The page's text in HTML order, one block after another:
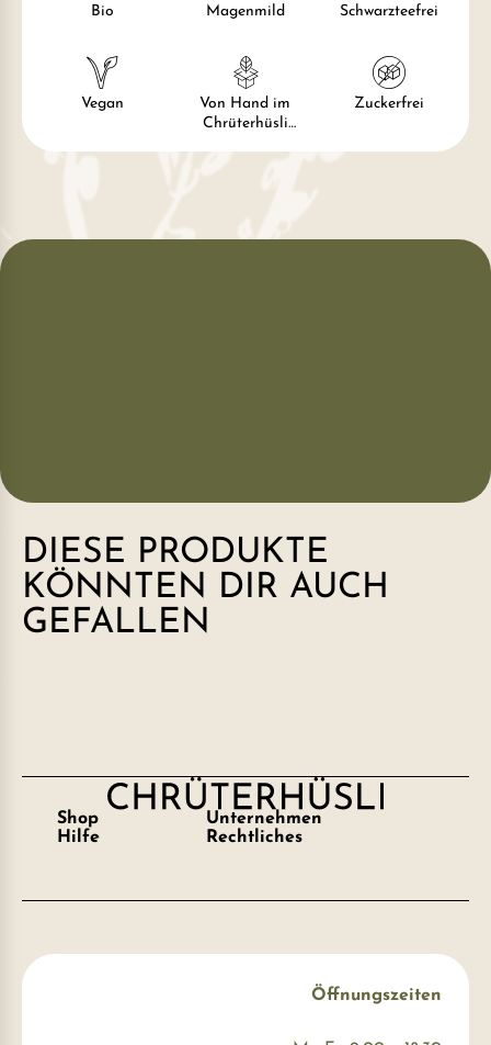
Bio Magenmild Schwarzteefrei
Vegan
Von Hand im
Chrüterhüsli
Zuckerfrei
DIESE PRODUKTE
KÖNNTEN DIR AUCH
GEFALLEN
Shop
Unternehmen
Hilfe
Rechtliches
Öffnungszeiten